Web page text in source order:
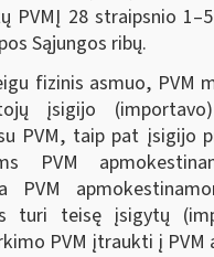
PVMĮ 28 straipsnio
Sąjungos ribų.
fizinis asmuo, PVM
įsigijo
PVM, taip pat įsigijo
PVM
PVM
turi teisę įsigytų
PVM įtraukti į PVM